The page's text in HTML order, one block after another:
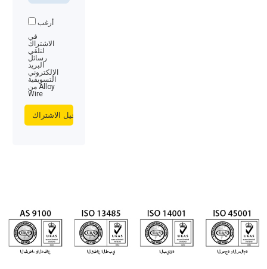
أرغب
في
الاشتراك
لتلقي
رسائل
البريد
الإلكتروني
التسويقية
من Alloy
Wire